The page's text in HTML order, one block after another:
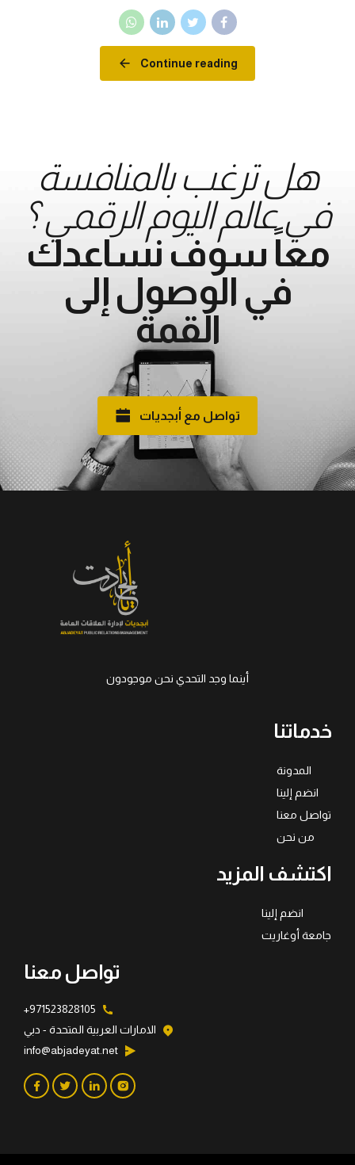
Continue reading
هل ترغب بالمنافسة
في عالم اليوم الرقمي ؟
معاً سوف نساعدك
في الوصول إلى
القمة
تواصل مع أبجديات
أينما وجد التحدي نحن موجودون
خدماتنا
المدونة
انضم إلينا
تواصل معنا
من نحن
اكتشف المزيد
انضم إلينا
جامعة أوغاريت
تواصل معنا
971523828105+
الامارات العربية المتحدة - دبي
info@abjadeyat.net